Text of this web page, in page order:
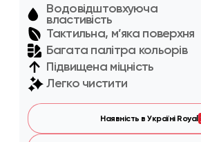
Водовідштовхуюча
властивість
Тактильна, м’яка поверхня
Багата палітра кольорів
Підвищена міцність
Легко чистити
Наявність в Україні Royal